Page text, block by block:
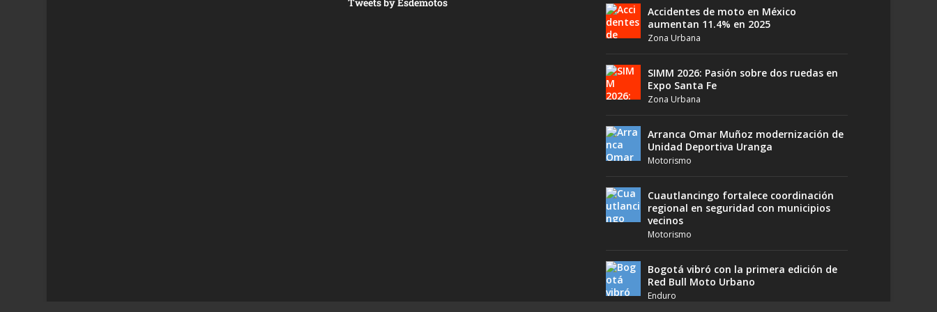
Accidentes de moto en México
aumentan 11.4% en 2025
Zona Urbana
SIMM 2026: Pasión sobre dos ruedas en
Expo Santa Fe
Zona Urbana
Arranca Omar Muñoz modernización de
Unidad Deportiva Uranga
Motorismo
Cuautlancingo fortalece coordinación
regional en seguridad con municipios
vecinos
Motorismo
Bogotá vibró con la primera edición de
Red Bull Moto Urbano
Enduro